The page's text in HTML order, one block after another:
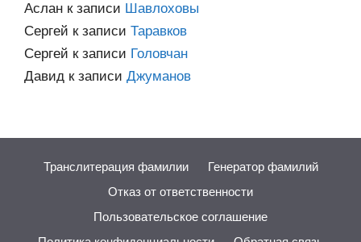
Аслан к записи Шавлоховы
Сергей к записи Таравков
Сергей к записи Головчан
Давид к записи Джуманов
Транслитерация фамилии
Генератор фамилий
Отказ от ответственности
Пользовательское соглашение